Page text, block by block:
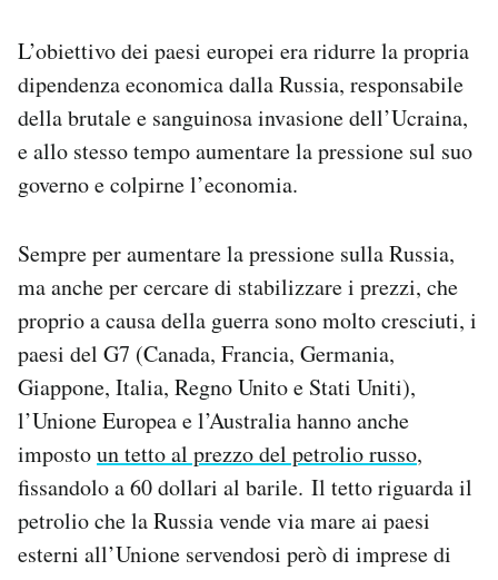
L’obiettivo dei paesi europei era ridurre la propria
dipendenza economica dalla Russia, responsabile
della brutale e sanguinosa invasione dell’Ucraina,
e allo stesso tempo aumentare la pressione sul suo
governo e colpirne l’economia.
Sempre per aumentare la pressione sulla Russia,
ma anche per cercare di stabilizzare i prezzi, che
proprio a causa della guerra sono molto cresciuti, i
paesi del G7 (Canada, Francia, Germania,
Giappone, Italia, Regno Unito e Stati Uniti),
l’Unione Europea e l’Australia hanno anche
impostoun tetto al prezzo del petrolio russo,
fissandolo a 60 dollari al barile. Il tetto riguarda il
petrolio che la Russia vende via mare ai paesi
esterni all’Unione servendosi però di imprese di